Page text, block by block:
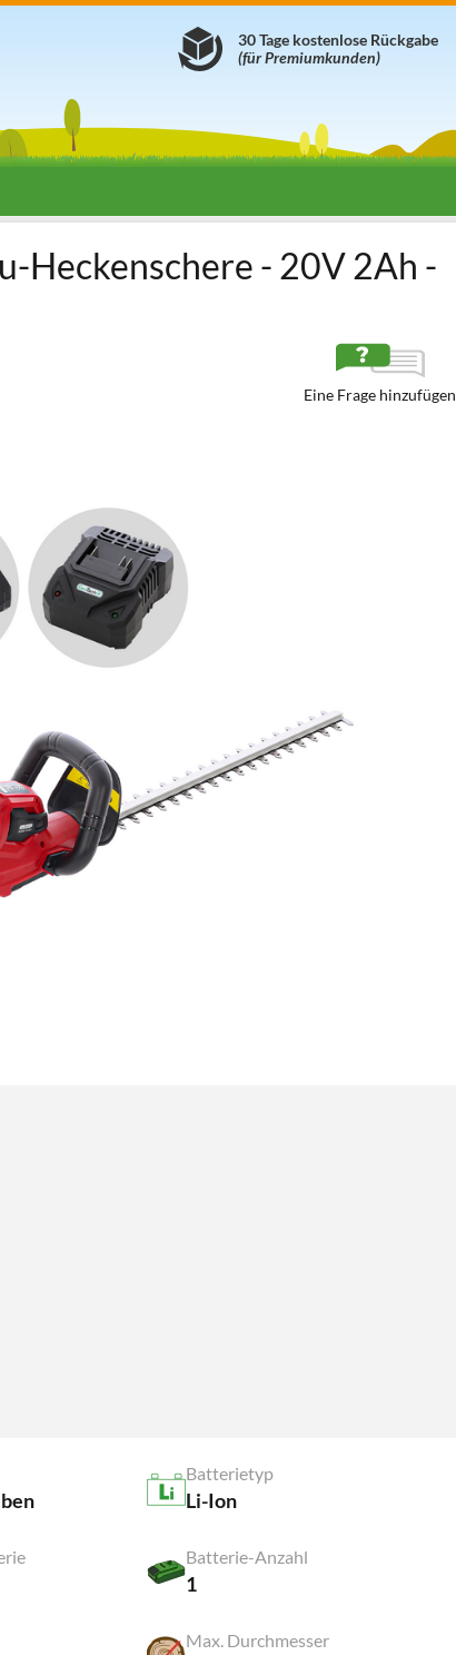
30 Tage kostenlose Rückgabe
(für Premiumkunden)
Heckenschere - 20V 2Ah -
Eine Frage hinzufügen
Batterietyp
Li-Ion
Batterie-Anzahl
1
Max. Durchmesser